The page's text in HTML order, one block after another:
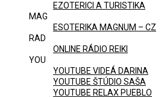
EZOTERICI A TURISTIKA
MAG
ESOTERIKA MAGNUM – CZ
RAD
ONLINE RÁDIO REIKI
YOU
YOUTUBE VIDEÁ DARINA
YOUTUBE ŠTÚDIO SAŠA
YOUTUBE RELAX PUEBLO